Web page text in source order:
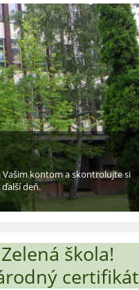
Vašim kontom a skontrolujte si
deň.
škola!
certifikát